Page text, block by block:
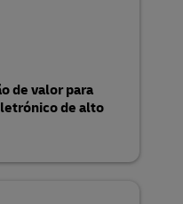
de valor para
de alto